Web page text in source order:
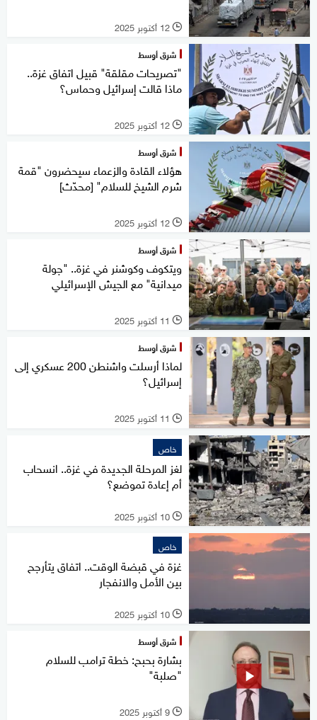
l 12 أكتوبر 2025
شرق أوسط
"تصريحات مقلقة" قبيل اتفاق غزة..
ماذا قالت إسرائيل وحماس؟
l 12 أكتوبر 2025
شرق أوسط
هؤلاء القادة والزعماء سيحضرون "قمة
شرم الشيخ للسلام" [محدّث]
l 12 أكتوبر 2025
شرق أوسط
ويتكوف وكوشنر في غزة.. "جولة
ميدانية" مع الجيش الإسرائيلي
l 11 أكتوبر 2025
شرق أوسط
لماذا أرسلت واشنطن 200 عسكري إلى
إسرائيل؟
l 11 أكتوبر 2025
خاص
لغز المرحلة الجديدة في غزة.. انسحاب
أم إعادة تموضع؟
l 10 أكتوبر 2025
خاص
غزة في قبضة الوقت.. اتفاق يتأرجح
بين الأمل والانفجار
l 10 أكتوبر 2025
شرق أوسط
بشارة بحبح: خطة ترامب للسلام
"صلبة"
l 9 أكتوبر 2025